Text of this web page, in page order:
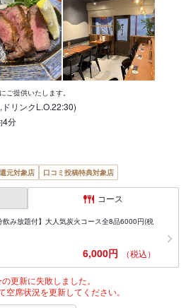
提供いたします。
リンクL.O.22:30)
4分
元対象店 口コミ投稿特典対象店
コース
み放題付】大人気炭火コース全8品6000円(税
6,000円 （税込）
更新に失敗しました。
空席状況を更新してください。